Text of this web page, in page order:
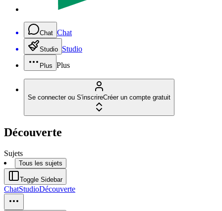
Chat Chat
Studio Studio
Plus Plus
Se connecter ou S'inscrireCréer un compte gratuit
Découverte
Sujets
Tous les sujets
Toggle Sidebar
ChatStudioDécouverte